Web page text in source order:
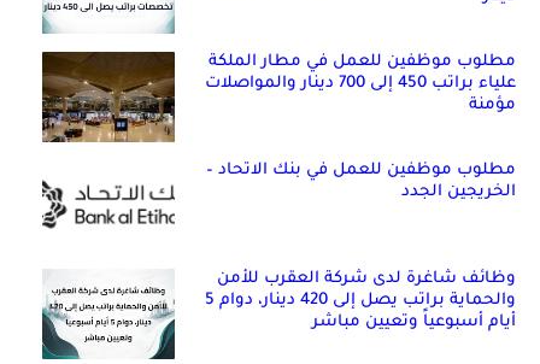
مطلوب موظفين للعمل في مطار الملكة
علياء براتب 450 إلى 700 دينار والمواصلات
مؤمنة
مطلوب موظفين للعمل في بنك الاتحاد –
الخريجين الجدد
وظائف شاغرة لدى شركة العقرب للأمن
والحماية براتب يصل إلى 420 دينار، دوام 5
أيام أسبوعياً وتعيين مباشر